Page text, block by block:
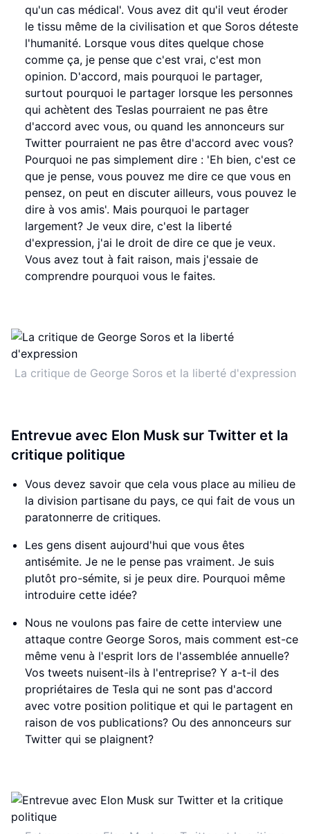
qu'un cas médical'. Vous avez dit qu'il veut éroder
le tissu même de la civilisation et que Soros déteste
l'humanité. Lorsque vous dites quelque chose
comme ça, je pense que c'est vrai, c'est mon
opinion. D'accord, mais pourquoi le partager,
surtout pourquoi le partager lorsque les personnes
qui achètent des Teslas pourraient ne pas être
d'accord avec vous, ou quand les annonceurs sur
Twitter pourraient ne pas être d'accord avec vous?
Pourquoi ne pas simplement dire : 'Eh bien, c'est ce
que je pense, vous pouvez me dire ce que vous en
pensez, on peut en discuter ailleurs, vous pouvez le
dire à vos amis'. Mais pourquoi le partager
largement? Je veux dire, c'est la liberté
d'expression, j'ai le droit de dire ce que je veux.
Vous avez tout à fait raison, mais j'essaie de
comprendre pourquoi vous le faites.
La critique de George Soros et la liberté d'expression
Entrevue avec Elon Musk sur Twitter et la
critique politique
Vous devez savoir que cela vous place au milieu de
la division partisane du pays, ce qui fait de vous un
paratonnerre de critiques.
Les gens disent aujourd'hui que vous êtes
antisémite. Je ne le pense pas vraiment. Je suis
plutôt pro-sémite, si je peux dire. Pourquoi même
introduire cette idée?
Nous ne voulons pas faire de cette interview une
attaque contre George Soros, mais comment est-ce
même venu à l'esprit lors de l'assemblée annuelle?
Vos tweets nuisent-ils à l'entreprise? Y a-t-il des
propriétaires de Tesla qui ne sont pas d'accord
avec votre position politique et qui le partagent en
raison de vos publications? Ou des annonceurs sur
Twitter qui se plaignent?